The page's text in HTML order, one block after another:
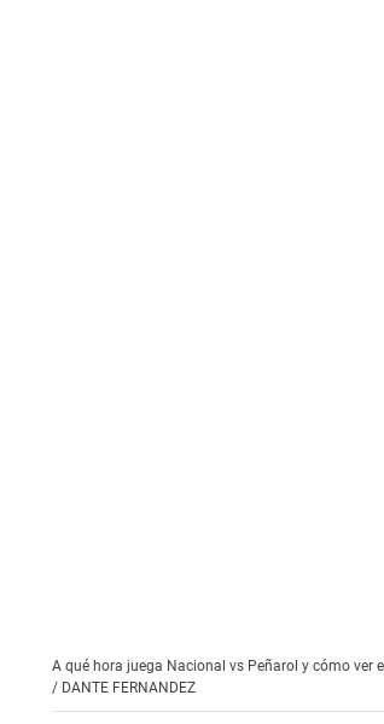
A qué hora juega Nacional vs Peñarol y cómo ver
/ DANTE FERNANDEZ